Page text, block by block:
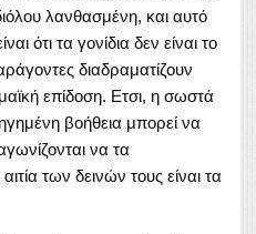
λανθασμένη, και αυτό
ότι τα γονίδια δεν είναι το
διαδραματίζουν
επίδοση. Ετσι, η σωστά
βοήθεια μπορεί να
να τα
των δεινών τους είναι τα